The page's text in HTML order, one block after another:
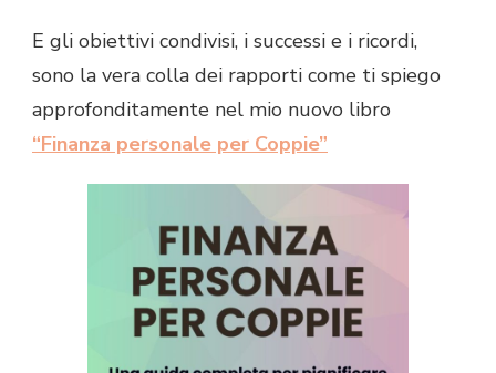
E gli obiettivi condivisi, i successi e i ricordi,
sono la vera colla dei rapporti come ti spiego
approfonditamente nel mio nuovo libro
“Finanza personale per Coppie”